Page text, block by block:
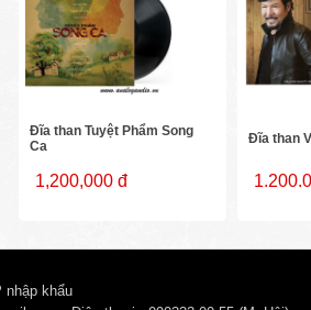
Đĩa than Tuyệt Phẩm Song
Ca
1,200,000 đ
Đĩa than
nhập khẩu